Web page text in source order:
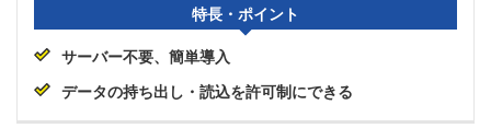
特長・ポイント
サーバー不要、簡単導入
データの持ち出し・読込を許可制にできる